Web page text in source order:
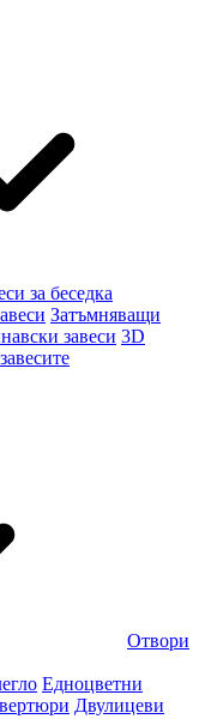
за беседка
Затъмняващи
завеси 3D
Отвори
Едноцветни
Двулицеви